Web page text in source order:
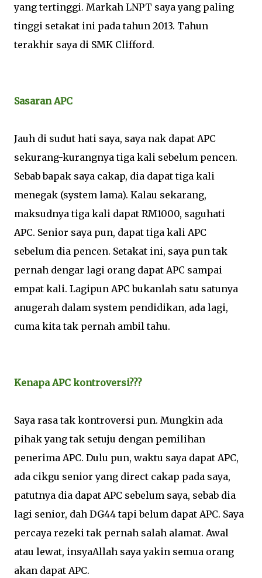
yang tertinggi. Markah LNPT saya yang paling
tinggi setakat ini pada tahun 2013. Tahun
terakhir saya di SMK Clifford.
Sasaran APC
Jauh di sudut hati saya, saya nak dapat APC
sekurang-kurangnya tiga kali sebelum pencen.
Sebab bapak saya cakap, dia dapat tiga kali
menegak (system lama). Kalau sekarang,
maksudnya tiga kali dapat RM1000, saguhati
APC. Senior saya pun, dapat tiga kali APC
sebelum dia pencen. Setakat ini, saya pun tak
pernah dengar lagi orang dapat APC sampai
empat kali. Lagipun APC bukanlah satu satunya
anugerah dalam system pendidikan, ada lagi,
cuma kita tak pernah ambil tahu.
Kenapa APC kontroversi???
Saya rasa tak kontroversi pun. Mungkin ada
pihak yang tak setuju dengan pemilihan
penerima APC. Dulu pun, waktu saya dapat APC,
ada cikgu senior yang direct cakap pada saya,
patutnya dia dapat APC sebelum saya, sebab dia
lagi senior, dah DG44 tapi belum dapat APC. Saya
percaya rezeki tak pernah salah alamat. Awal
atau lewat, insyaAllah saya yakin semua orang
akan dapat APC.